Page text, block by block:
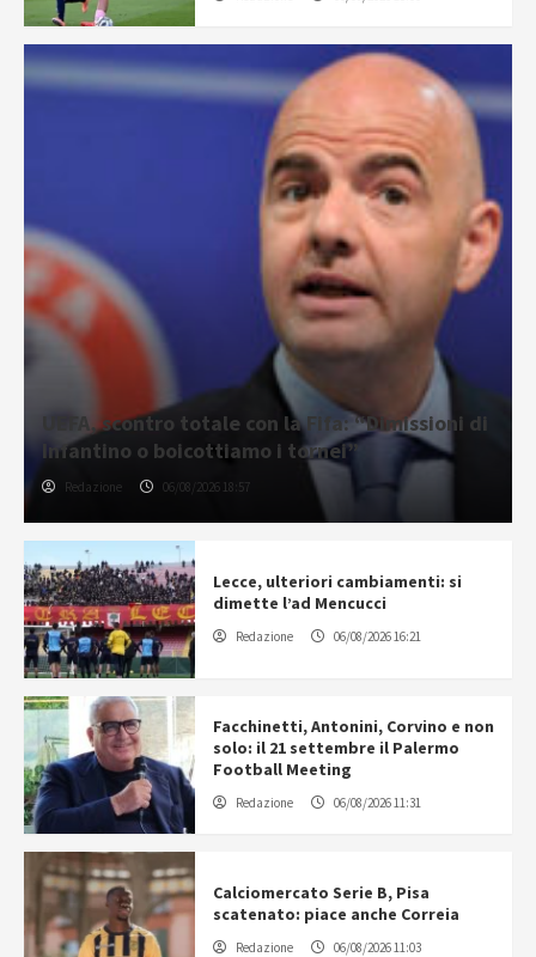
UEFA, scontro totale con la Fifa: “Dimissioni di
Infantino o boicottiamo i tornei”
Redazione 06/08/2026 18:57
Lecce, ulteriori cambiamenti: si
dimette l’ad Mencucci
Redazione 06/08/2026 16:21
Facchinetti, Antonini, Corvino e non
solo: il 21 settembre il Palermo
Football Meeting
Redazione 06/08/2026 11:31
Calciomercato Serie B, Pisa
scatenato: piace anche Correia
Redazione 06/08/2026 11:03